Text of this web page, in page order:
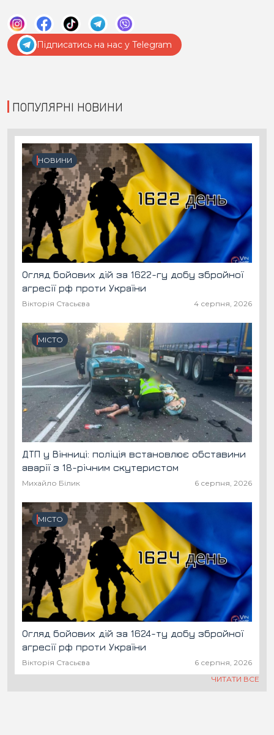
Підписатись на нас у Telegram
ПОПУЛЯРНІ НОВИНИ
НОВИНИ
Огляд бойових дій за 1622-гу добу збройної
агресії рф проти України
Вікторія Стасьєва 4 серпня, 2026
МІСТО
ДТП у Вінниці: поліція встановлює обставини
аварії з 18-річним скутеристом
Михайло Білик 6 серпня, 2026
МІСТО
Огляд бойових дій за 1624-ту добу збройної
агресії рф проти України
Вікторія Стасьєва
6 серпня, 2026
ЧИТАТИ ВСЕ